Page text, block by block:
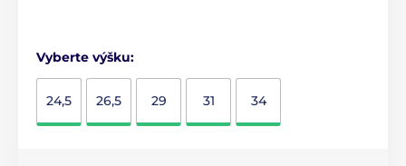
Vyberte výšku:
24,5 26,5 29 31 34